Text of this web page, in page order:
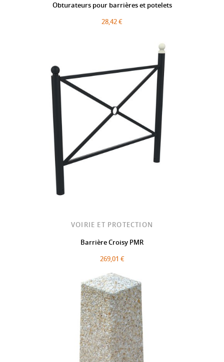
Obturateurs pour barrières et potelets
28,42 €
VOIRIE ET PROTECTION
Barrière Croisy PMR
269,01 €